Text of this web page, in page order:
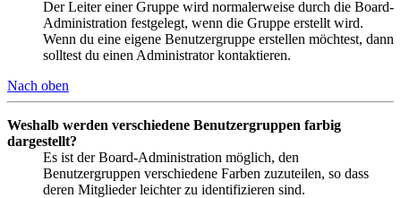
Der Leiter einer Gruppe wird normalerweise durch die Board-
Administration festgelegt, wenn die Gruppe erstellt wird.
Wenn du eine eigene Benutzergruppe erstellen möchtest, dann
solltest du einen Administrator kontaktieren.
Nach oben
Weshalb werden verschiedene Benutzergruppen farbig
dargestellt?
Es ist der Board-Administration möglich, den
Benutzergruppen verschiedene Farben zuzuteilen, so dass
deren Mitglieder leichter zu identifizieren sind.